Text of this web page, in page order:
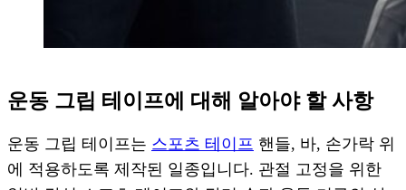
운동 그립 테이프에 대해 알아야 할 사항
운동 그립 테이프는 스포츠 테이프 핸들, 바, 손가락 위
에 적용하도록 제작된 일종입니다. 관절 고정을 위한